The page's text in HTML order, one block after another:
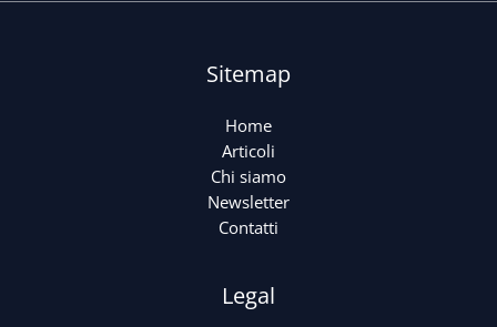
Sitemap
Home
Articoli
Chi siamo
Newsletter
Contatti
Legal